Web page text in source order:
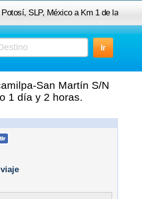
SLP, México a Km 1 de la
Martín S/N en Nanacamilpa,
San Martín S/N
1 día y 2 horas.